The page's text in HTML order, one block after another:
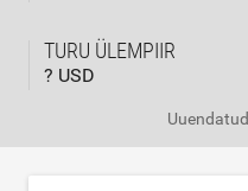
TURU ÜLEMPIIR
? USD
Uuendatud